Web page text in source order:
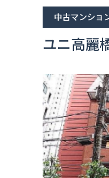
中古マンショ
ユニ高麗